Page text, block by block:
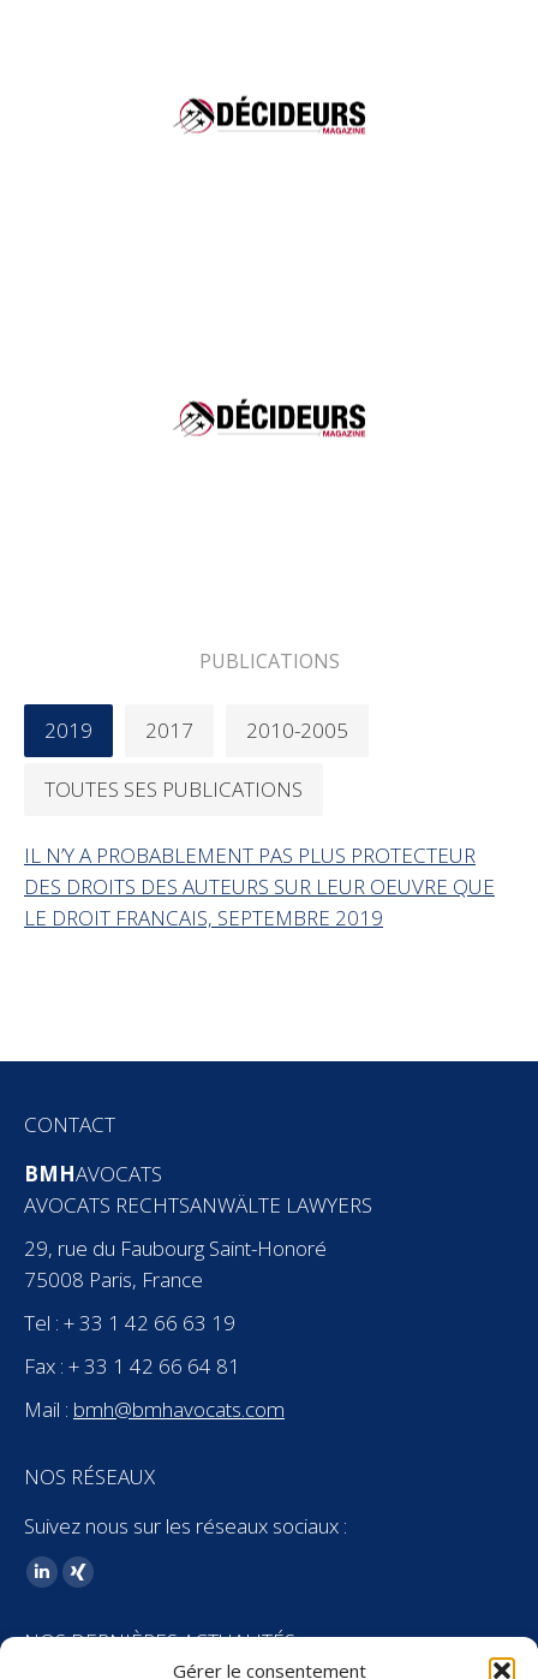
Gérer le consentement
Propriété industrielle - Marques : contentieux :
Forte notoriété
Contentieux & Arbitrage - Arbitrage international :
Pratique réputée
PUBLICATIONS
2019 2017 2010-2005
TOUTES SES PUBLICATIONS
IL N’Y A PROBABLEMENT PAS PLUS PROTECTEUR
DES DROITS DES AUTEURS SUR LEUR OEUVRE QUE
LE DROIT FRANCAIS, SEPTEMBRE 2019
CONTACT
BMHAVOCATS
AVOCATS RECHTSANWÄLTE LAWYERS
29, rue du Faubourg Saint-Honoré
75008 Paris, France
Tel : + 33 1 42 66 63 19
Fax : + 33 1 42 66 64 81
Mail : bmh@bmhavocats.com
NOS RÉSEAUX
Suivez nous sur les réseaux sociaux :
Trouvez nous sur :
LinkedIn
XING
NOS DERNIÈRES ACTUALITÉS